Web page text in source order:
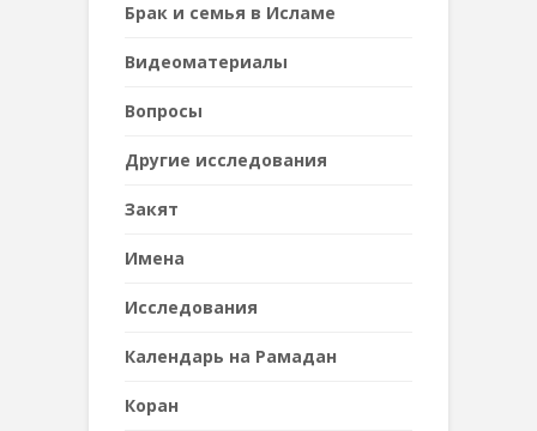
Брак и семья в Исламе
Видеоматериалы
Вопросы
Другие исследования
Закят
Имена
Исследования
Календарь на Рамадан
Коран